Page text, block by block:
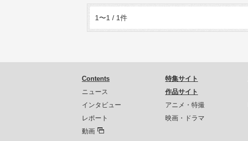
1〜1 / 1件
Contents
ニュース
インタビュー
レポート
動画
特集サイト
作品サイト
アニメ・特撮
映画・ドラマ